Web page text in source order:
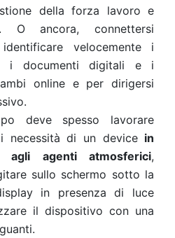
della forza lavoro e
O ancora, connettersi
velocemente i
i documenti digitali e i
online e per dirigersi
deve spesso lavorare
necessità di un device in
agenti atmosferici,
sullo schermo sotto la
in presenza di luce
il dispositivo con una